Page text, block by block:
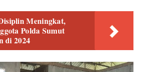
Meningkat,
Polda Sumut
di 2024